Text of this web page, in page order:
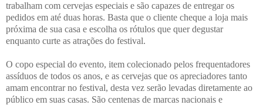
trabalham com cervejas especiais e são capazes de entregar os
pedidos em até duas horas. Basta que o cliente cheque a loja mais
próxima de sua casa e escolha os rótulos que quer degustar
enquanto curte as atrações do festival.
O copo especial do evento, item colecionado pelos frequentadores
assíduos de todos os anos, e as cervejas que os apreciadores tanto
amam encontrar no festival, desta vez serão levadas diretamente ao
público em suas casas. São centenas de marcas nacionais e